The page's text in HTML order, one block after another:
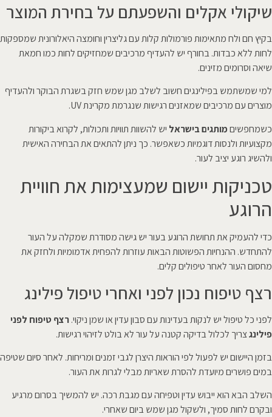
שיקולי אקלים והשפעתם על בחירת המוצר
בקיץ חם ולח מתאימות פורמולות קלות עם גליצרין וחומצה היאלורונית שמספקות
לחות ללא כבדות. בחורף יש להעדיף מרכיבים שמחזיקים לחות כמו חמאת
שיאה וסרומים מזינים.
למי שמשתמש בפילינגים חשוב לשלב מגן שמש חזק בשגרת הבוקר ולהעדיף
מוצרים עם מרכיבים שמאזנים רגישות שנגרמת מקרינת UV.
כשמחפשיםמותגים בישראל יש להשוות תוויות ותכולות, לקרוא ביקורות
מקצועיות ולנסות דוגמיות כשאפשר. כך ניתן להתאים את הבחירה האישית
ולהשיג רוגע יציב לעור.
טכניקות יישום שמעצימות את חוויית
הרוגע
כדי להעמיק את תחושת הרוגע בעור יש גישה מסודרת שמקלה על העור
להתחדש. ההנחיות הפשוטות הבאות עוזרות להפחית אדמומיות ולחזק את
מחסום העור לאחר טיפולים קלים.
רצף טיפוח נכון לפני ואחרי טיפול פילינג
לפני כל טיפול יש לנקות בעדינות עם סבון עדין או שמן ניקוי.רצף טיפוח לפני
פילינגצריך לכלול בדיקה קטנה על עור לא בולט לזיהוי רגישות.
בזמן היישום יש לפעול לפי הוראות היצרן לגבי זמנים ומריחות. לאחר סיום שטיפה
במים פושרים מיועדת להסרת שאריות מבלי לגרות את העור.
השלב הבא הוא ייבוש עדין וטפיחה עם מגבת רכה. יש להמשיך בסרום מרגיע
ובקרם לחות סמיך, ולשקול מגן שמש ביום שאחרי.